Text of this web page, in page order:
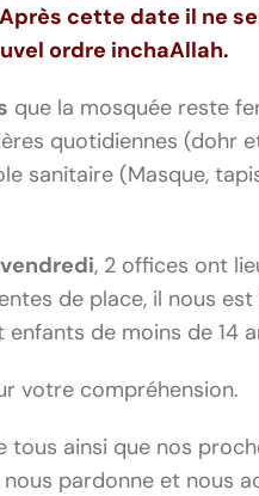
Après cette date il ne
ordre inchaAllah.
que la mosquée reste
quotidiennes (dohr
sanitaire (Masque,
vendredi, 2 offices ont
de place, il nous
enfants de moins de 14
votre compréhension.
tous ainsi que nos
pardonne et nous